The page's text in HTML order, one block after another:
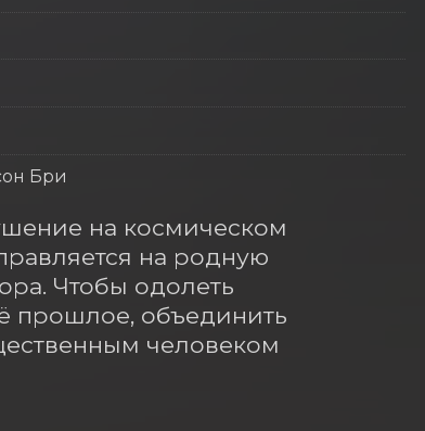
Бри
на космическом
на родную
Чтобы одолеть
прошлое, объединить
человеком